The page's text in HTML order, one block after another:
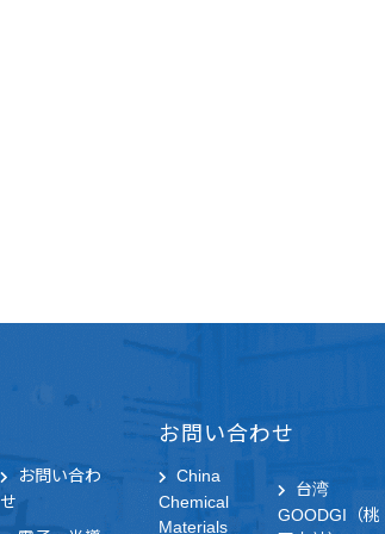
お問い合わ
せ
お問い合わせ
China
Chemical
Materials
台湾
GOODGI（桃